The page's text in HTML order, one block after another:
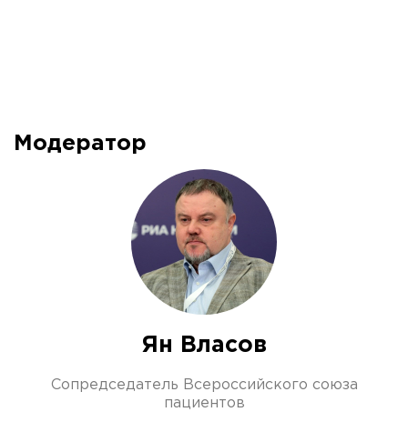
Модератор
Ян Власов
Сопредседатель Всероссийского союза
пациентов